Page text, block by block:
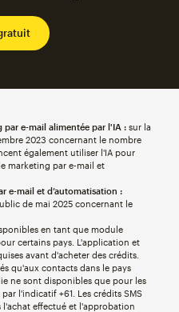
par e-mail alimentée par l'IA :sur la
2023 concernant le nombre
également utiliser l'IA pour
marketing par e-mail et
e-mail et d’automatisation :
de mai 2025 concernant le
en tant que module
certains pays. L'application et
avant d'acheter des crédits.
qu'aux contacts dans le pays
ne sont disponibles que pour les
l'indicatif +61. Les crédits SMS
effectué et l'approbation